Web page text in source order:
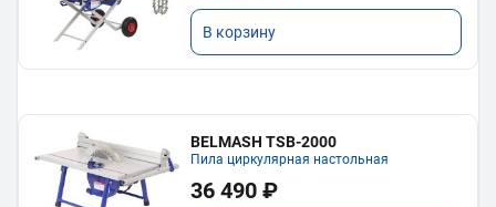
В корзину
BELMASH TSB-2000
Пила циркулярная настольная
36 490 ₽